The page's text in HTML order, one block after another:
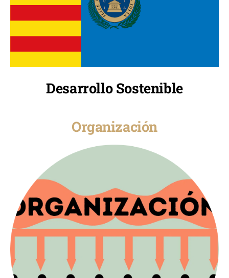
Desarrollo Sostenible
Organización